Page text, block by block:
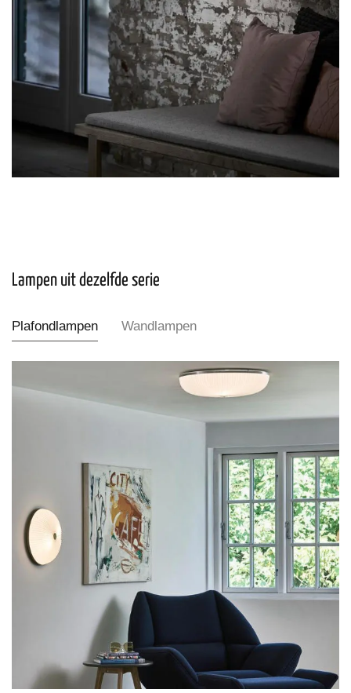
Lampen uit dezelfde serie
Plafondlampen Wandlampen